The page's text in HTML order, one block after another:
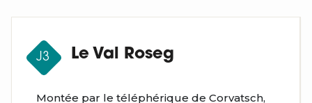
J3 Le Val Roseg
Montée par le téléphérique de Corvatsch,